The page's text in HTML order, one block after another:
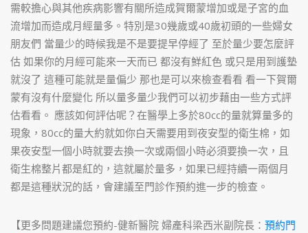
需較擔心與其他疾病影響有關所造成賀爾蒙增加或是子宮的血
流增加而造成月經量多。特別是30幾歲或40歲初頭的一些婦女
朋友們 當量少的時候我是不是要提早停經了 至於量少要怎麼評
估 如果你的月經可能來一天而已 都沒有鮮紅色 或只是用到護墊
就沒了 這種可能就是量偏少 那也是可以來檢查看看 看一下賀爾
蒙有沒有什麼變化 所以量多量少我們可以初步藉由一些方式評
估看看。 應該如何評估呢？在醫學上多於80cc的量就算量多的
現象，80cc的量大約就如你白天需要用到夜安型的衛生棉，如
果夜安型一個小時就要去換一次或兩個小時必須要換一次，且
衛生棉整片都是紅的，這就屬於量多，如果已經持續一兩個月
都是這種狀況的話，會建議至門診作預約進一步的檢查。
【更多問題建議您預約-健新醫院 婦產科梁西米副院長： 預約門